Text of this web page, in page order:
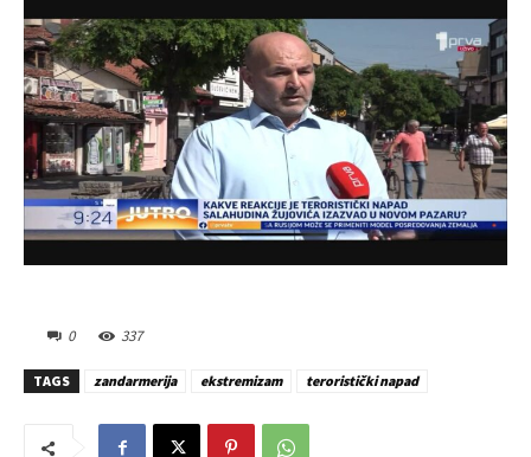
0 337
TAGS zandarmerija ekstremizam teroristički napad